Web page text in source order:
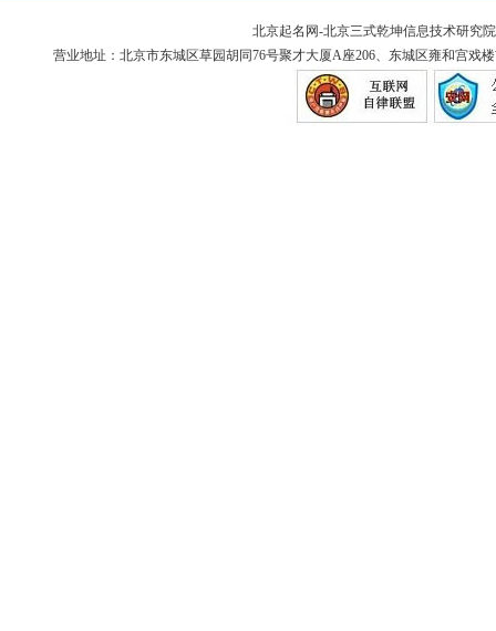
北京起名网-北京三式乾坤信息技术研究
营业地址：北京市东城区草园胡同76号聚才大厦A座206、东城区雍和宫戏